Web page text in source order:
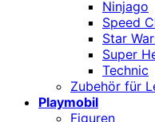
Ninjago
Speed
Star
Super
Technic
Zubehör für
Playmobil
Figuren